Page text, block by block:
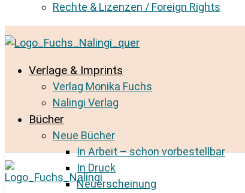
Rechte & Lizenzen / Foreign Rights
Verlage & Imprints
Verlag Monika Fuchs
Nalingi Verlag
Bücher
Neue Bücher
In Arbeit – schon vorbestellbar
In Druck
Neuerscheinung